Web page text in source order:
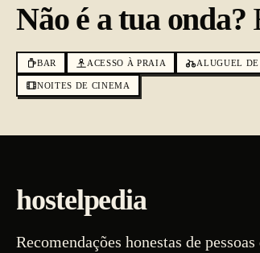
Não é a tua onda?
BAR ACESSO À PRAIA ALUGUEL
NOITES DE CINEMA
hostelpedia
Recomendações honestas de pessoas